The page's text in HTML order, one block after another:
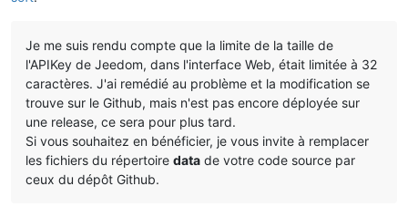
Je me suis rendu compte que la limite de la taille de
l'APIKey de Jeedom, dans l'interface Web, était limitée à 32
caractères. J'ai remédié au problème et la modification se
trouve sur le Github, mais n'est pas encore déployée sur
une release, ce sera pour plus tard.
Si vous souhaitez en bénéficier, je vous invite à remplacer
les fichiers du répertoire data de votre code source par
ceux du dépôt Github.